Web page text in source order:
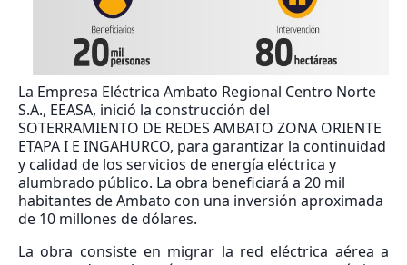
La Empresa Eléctrica Ambato Regional Centro Norte
S.A., EEASA, inició la construcción del
SOTERRAMIENTO DE REDES AMBATO ZONA ORIENTE
ETAPA I E INGAHURCO, para garantizar la continuidad
y calidad de los servicios de energía eléctrica y
alumbrado público. La obra beneficiará a 20 mil
habitantes de Ambato con una inversión aproximada
de 10 millones de dólares.
La obra consiste en migrar la red eléctrica aérea a